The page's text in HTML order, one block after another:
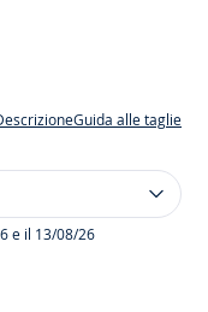
Guida alle taglie
e il 13/08/26